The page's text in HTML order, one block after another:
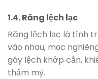
1.4. Răng lệch lạc
Răng lệch lạc là tình
vào nhau, mọc
gây lệch khớp cắn,
thẩm mỹ.